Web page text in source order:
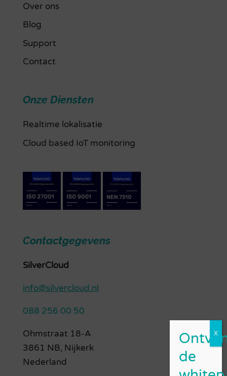
Over ons
Blog
Support
Contact
Onze Diensten
Realtime lokalisatie
Cloud based IoT monitoring
Contactgegevens
SilverCloud
info@silvercloud.nl
088 256 00 50
Ohmstraat 18-A
3861 NB, Nijkerk
Nederland